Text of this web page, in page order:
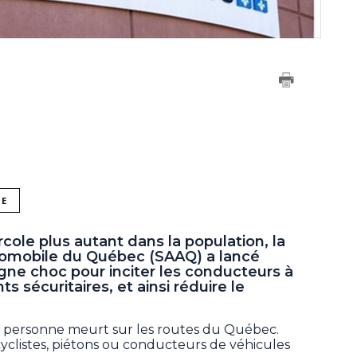
plus autant dans la population, la
du Québec (SAAQ) a lancé
choc pour inciter les conducteurs à
sécuritaires, et ainsi réduire le
meurt sur les routes du Québec.
piétons ou conducteurs de véhicules